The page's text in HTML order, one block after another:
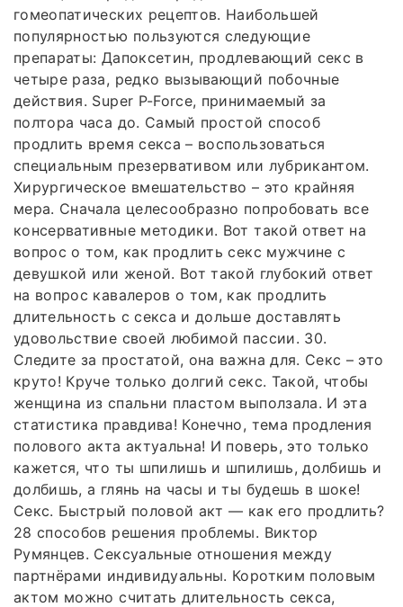
гомеопатических рецептов. Наибольшей
популярностью пользуются следующие
препараты: Дапоксетин, продлевающий секс в
четыре раза, редко вызывающий побочные
действия. Super P-Force, принимаемый за
полтора часа до. Самый простой способ
продлить время секса – воспользоваться
специальным презервативом или лубрикантом.
Хирургическое вмешательство – это крайняя
мера. Сначала целесообразно попробовать все
консервативные методики. Вот такой ответ на
вопрос о том, как продлить секс мужчине с
девушкой или женой. Вот такой глубокий ответ
на вопрос кавалеров о том, как продлить
длительность с секса и дольше доставлять
удовольствие своей любимой пассии. 30.
Следите за простатой, она важна для. Секс – это
круто! Круче только долгий секс. Такой, чтобы
женщина из спальни пластом выползала. И эта
статистика правдива! Конечно, тема продления
полового акта актуальна! И поверь, это только
кажется, что ты шпилишь и шпилишь, долбишь и
долбишь, а глянь на часы и ты будешь в шоке!
Секс. Быстрый половой акт — как его продлить?
28 способов решения проблемы. Виктор
Румянцев. Сексуальные отношения между
партнёрами индивидуальны. Коротким половым
актом можно считать длительность секса,